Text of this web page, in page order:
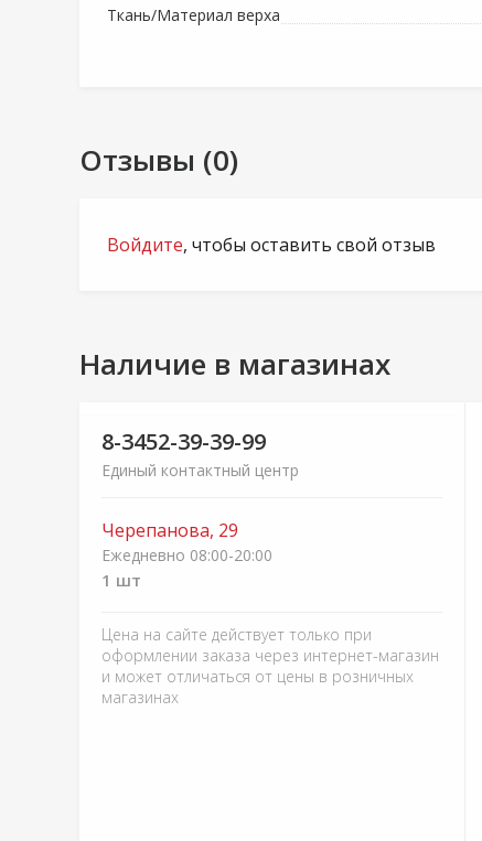
Ткань/Материал верха
Отзывы (0)
Войдите, чтобы оставить свой отзыв
Наличие в магазинах
8-3452-39-39-99
Единый контактный центр
Черепанова, 29
Ежедневно 08:00-20:00
1 шт
Цена на сайте действует только при
оформлении заказа через интернет-магазин
и может отличаться от цены в розничных
магазинах